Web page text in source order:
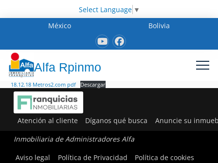
Select Language ▼
México
Bolivia
Alfa Rpinmo
18.12.18 Metros2.com pdf Descargar
Atención al cliente Díganos qué busca Anuncie su
Inmobiliaria de Administradores Alfa
Aviso legal
Política de Privacidad Política de cookies